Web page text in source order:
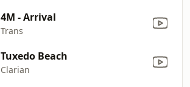
4M - Arrival
Trans
Tuxedo Beach
Clarian